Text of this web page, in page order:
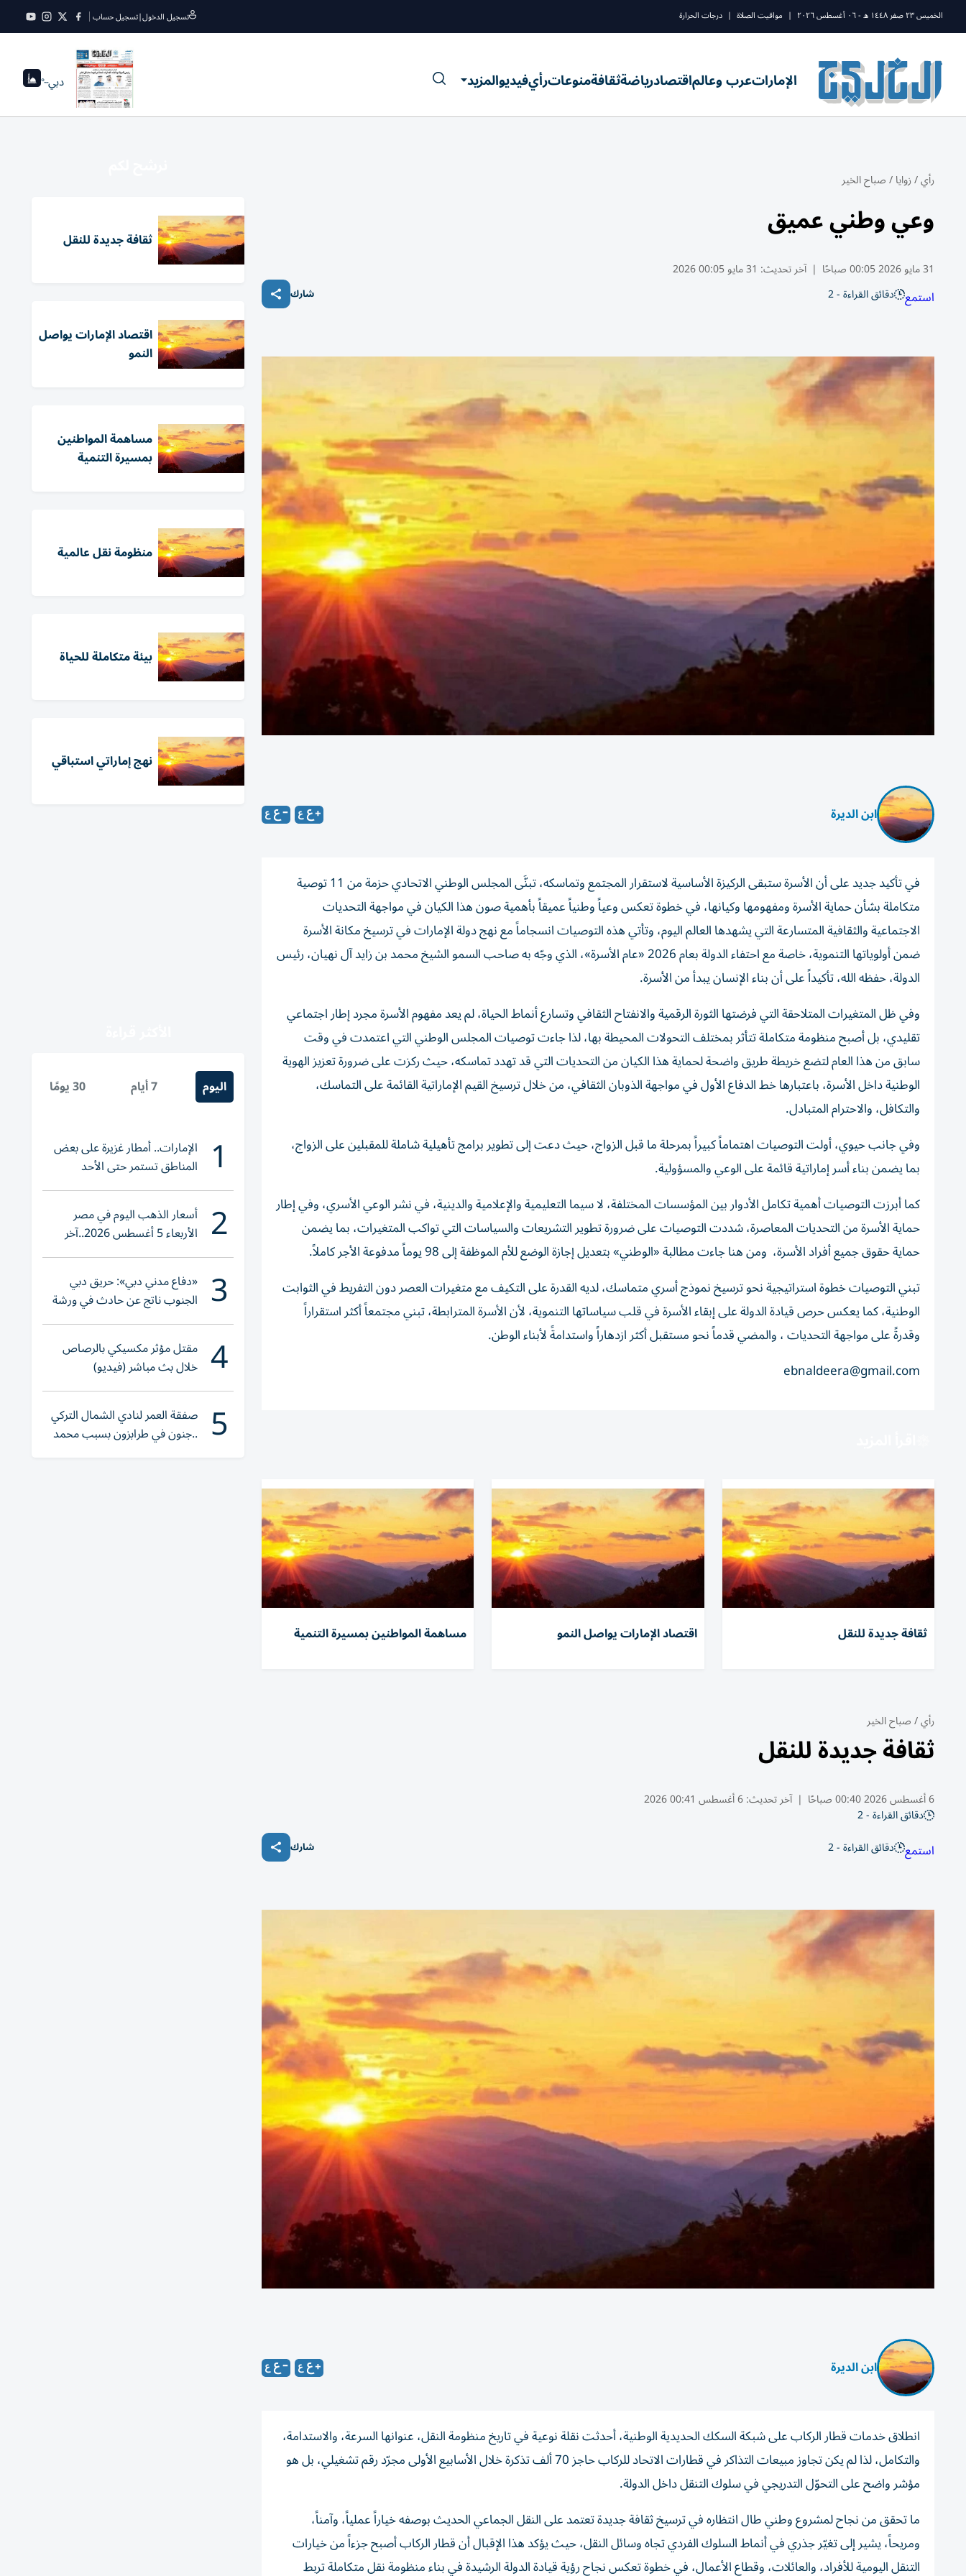
الخميس ٢٣ صفر ١٤٤٨ ه - ٠٦ أغسطس ٢٠٢٦ | مواقيت الصلاة | درجات الحرارة تسجيل الدخول|تسجيل حساب
الإماراتعرب وعالماقتصادرياضةثقافةمنوعاترأيفيديوالمزيد دبي--°
رأي/زوايا/صباح الخير
وعي وطني عميق
31 مايو 2026 00:05 صباحًا | آخر تحديث: 31 مايو 00:05 2026
استمع دقائق القراءة - 2 شارك
ابن الديرة
في تأكيد جديد على أن الأسرة ستبقى الركيزة الأساسية لاستقرار المجتمع وتماسكه، تبنَّى المجلس الوطني الاتحادي حزمة من 11 توصية
متكاملة بشأن حماية الأسرة ومفهومها وكيانها، في خطوة تعكس وعياً وطنياً عميقاً بأهمية صون هذا الكيان في مواجهة التحديات
الاجتماعية والثقافية المتسارعة التي يشهدها العالم اليوم، وتأتي هذه التوصيات انسجاماً مع نهج دولة الإمارات في ترسيخ مكانة الأسرة
ضمن أولوياتها التنموية، خاصة مع احتفاء الدولة بعام 2026 «عام الأسرة»، الذي وجّه به صاحب السمو الشيخ محمد بن زايد آل نهيان، رئيس
الدولة، حفظه الله، تأكيداً على أن بناء الإنسان يبدأ من الأسرة.
وفي ظل المتغيرات المتلاحقة التي فرضتها الثورة الرقمية والانفتاح الثقافي وتسارع أنماط الحياة، لم يعد مفهوم الأسرة مجرد إطار اجتماعي
تقليدي، بل أصبح منظومة متكاملة تتأثر بمختلف التحولات المحيطة بها، لذا جاءت توصيات المجلس الوطني التي اعتمدت في وقت
سابق من هذا العام لتضع خريطة طريق واضحة لحماية هذا الكيان من التحديات التي قد تهدد تماسكه، حيث ركزت على ضرورة تعزيز الهوية
الوطنية داخل الأسرة، باعتبارها خط الدفاع الأول في مواجهة الذوبان الثقافي، من خلال ترسيخ القيم الإماراتية القائمة على التماسك،
والتكافل، والاحترام المتبادل.
وفي جانب حيوي، أولت التوصيات اهتماماً كبيراً بمرحلة ما قبل الزواج، حيث دعت إلى تطوير برامج تأهيلية شاملة للمقبلين على الزواج،
بما يضمن بناء أسر إماراتية قائمة على الوعي والمسؤولية.
كما أبرزت التوصيات أهمية تكامل الأدوار بين المؤسسات المختلفة، لا سيما التعليمية والإعلامية والدينية، في نشر الوعي الأسري، وفي إطار
حماية الأسرة من التحديات المعاصرة، شددت التوصيات على ضرورة تطوير التشريعات والسياسات التي تواكب المتغيرات، بما يضمن
حماية حقوق جميع أفراد الأسرة، ومن هنا جاءت مطالبة «الوطني» بتعديل إجازة الوضع للأم الموظفة إلى 98 يوماً مدفوعة الأجر كاملاً.
تبني التوصيات خطوة استراتيجية نحو ترسيخ نموذج أسري متماسك، لديه القدرة على التكيف مع متغيرات العصر دون التفريط في الثوابت
الوطنية، كما يعكس حرص قيادة الدولة على إبقاء الأسرة في قلب سياساتها التنموية، لأن الأسرة المترابطة، تبني مجتمعاً أكثر استقراراً
وقدرةً على مواجهة التحديات ، والمضي قدماً نحو مستقبل أكثر ازدهاراً واستدامةً لأبناء الوطن.
ebnaldeera@gmail.com
ثقافة جديدة للنقل اقتصاد الإمارات يواصل النمو مساهمة المواطنين بمسيرة التنمية
رأي/صباح الخير
ثقافة جديدة للنقل
6 أغسطس 2026 00:40 صباحًا | آخر تحديث:6 أغسطس 00:41 2026
دقائق القراءة - 2
استمع دقائق القراءة - 2 شارك
ابن الديرة
انطلاق خدمات قطار الركاب على شبكة السكك الحديدية الوطنية، أحدثت نقلة نوعية في تاريخ منظومة النقل، عنوانها السرعة، والاستدامة،
والتكامل، لذا لم يكن تجاوز مبيعات التذاكر في قطارات الاتحاد للركاب حاجز 70 ألف تذكرة خلال الأسابيع الأولى مجرّد رقم تشغيلي، بل هو
مؤشر واضح على التحوّل التدريجي في سلوك التنقل داخل الدولة.
ما تحقق من نجاح لمشروع وطني طال انتظاره في ترسيخ ثقافة جديدة تعتمد على النقل الجماعي الحديث بوصفه خياراً عملياً، وآمناً،
ومريحاً، يشير إلى تغيّر جذري في أنماط السلوك الفردي تجاه وسائل النقل، حيث يؤكد هذا الإقبال أن قطار الركاب أصبح جزءاً من خيارات
التنقل اليومية للأفراد، والعائلات، وقطاع الأعمال، في خطوة تعكس نجاح رؤية قيادة الدولة الرشيدة في بناء منظومة نقل متكاملة تربط
ثقافة جديدة للنقل
اقتصاد الإمارات يواصل
النمو
مساهمة المواطنين
بمسيرة التنمية
منظومة نقل عالمية
بيئة متكاملة للحياة
نهج إماراتي استباقي
اليوم 7 أيام 30 يومًا
1 الإمارات.. أمطار غزيرة على بعض
المناطق تستمر حتى الأحد
2 أسعار الذهب اليوم في مصر
الأربعاء 5 أغسطس 2026..آخر
تحديث لعيار 21
3 «دفاع مدني دبي»: حريق دبي
الجنوب ناتج عن حادث في ورشة
ولا إصابات
4 مقتل مؤثر مكسيكي بالرصاص
خلال بث مباشر (فيديو)
5 صفقة العمر لنادي الشمال التركي
..جنون في طرابزون بسبب محمد